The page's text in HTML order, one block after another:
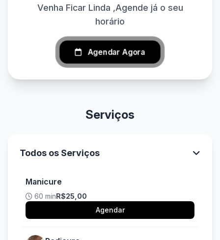
Venha Ficar Linda ,Agende já o seu
horário
Agendar Agora
Serviços
Todos os Serviços
Manicure
60 minR$25,00
Agendar